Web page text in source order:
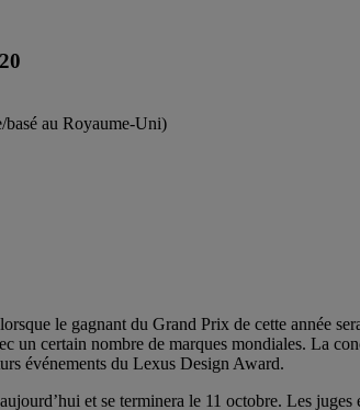
basé au Royaume-Uni)
le gagnant du Grand Prix de cette année
un certain nombre de marques mondiales. La
événements du Lexus Design Award.
et se terminera le 11 octobre. Les juges